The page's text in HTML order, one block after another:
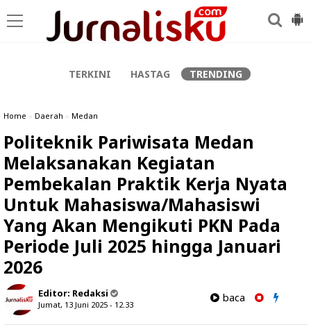
TERKINI HASTAG TRENDING
Home » Daerah » Medan
Politeknik Pariwisata Medan
Melaksanakan Kegiatan
Pembekalan Praktik Kerja Nyata
Untuk Mahasiswa/Mahasiswi
Yang Akan Mengikuti PKN Pada
Periode Juli 2025 hingga Januari
2026
Editor: Redaksi
Jumat, 13 Juni 2025 - 12.33
baca